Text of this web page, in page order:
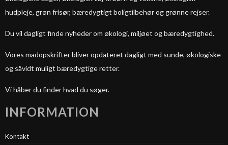
hudpleje, grøn frisør, bæredygtigt boligtilbehør og grønne rejser.
Du vil dagligt finde nyheder om økologi, miljøet og bæredygtighed.
Vores madopskrifter bliver opdateret dagligt med sunde, økologiske
og såvidt muligt bæredygtige retter.
Vi håber du finder hvad du søger.
INFORMATION
Kontakt